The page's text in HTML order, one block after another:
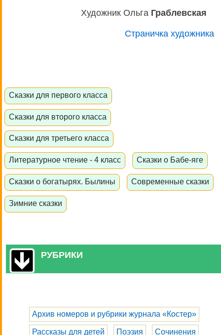
Художник Ольга Граблевская
Страничка художника
Сказки для первого класса
Сказки для второго класса
Сказки для третьего класса
Литературное чтение - 4 класс Сказки о Бабе-яге
Сказки о богатырях. Былины Современные сказки
Зимние сказки
РУБРИКИ
Архив номеров и рубрики журнала «Костер»
Рассказы для детей Поэзия Сочинения